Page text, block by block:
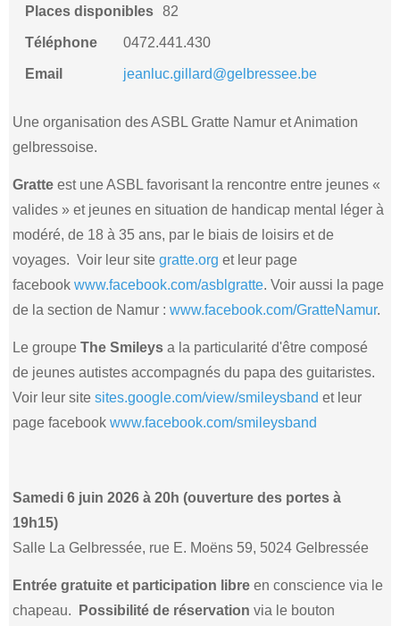
Places disponibles 82
Téléphone 0472.441.430
Email jeanluc.gillard@gelbressee.be
Une organisation des ASBL Gratte Namur et Animation
gelbressoise.
Gratte est une ASBL favorisant la rencontre entre jeunes «
valides » et jeunes en situation de handicap mental léger à
modéré, de 18 à 35 ans, par le biais de loisirs et de
voyages. Voir leur sitegratte.org et leur page
facebookwww.facebook.com/asblgratte. Voir aussi la page
de la section de Namur :www.facebook.com/GratteNamur.
Le groupeThe Smileys a la particularité d'être composé
de jeunes autistes accompagnés du papa des guitaristes.
Voir leur sitesites.google.com/view/smileysband et leur
page facebookwww.facebook.com/smileysband
Samedi 6 juin 2026 à 20h (ouverture des portes à
19h15)
Salle La Gelbressée, rue E. Moëns 59, 5024 Gelbressée
Entrée gratuite et participation libre en conscience via le
chapeau.
Possibilité de réservation via le bouton